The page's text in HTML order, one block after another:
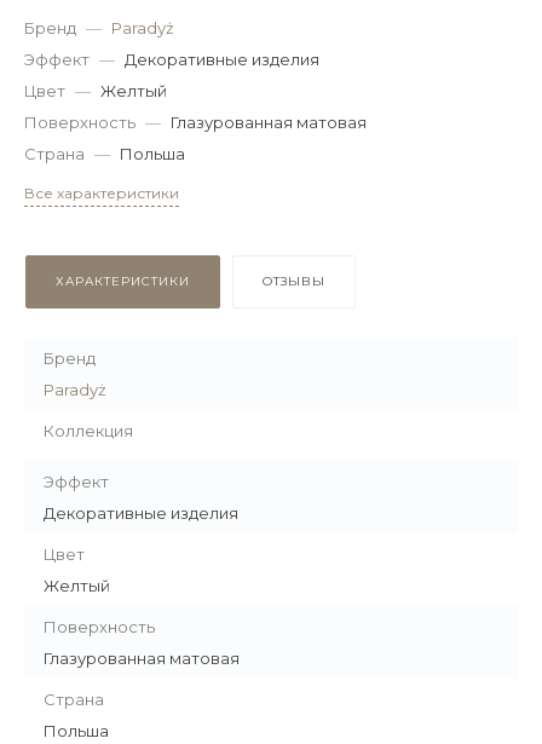
Бренд — Paradyż
Эффект — Декоративные изделия
Цвет — Желтый
Поверхность — Глазурованная матовая
Страна — Польша
Все характеристики
ХАРАКТЕРИСТИКИ ОТЗЫВЫ
Бренд
Paradyż
Коллекция
Эффект
Декоративные изделия
Цвет
Желтый
Поверхность
Глазурованная матовая
Страна
Польша